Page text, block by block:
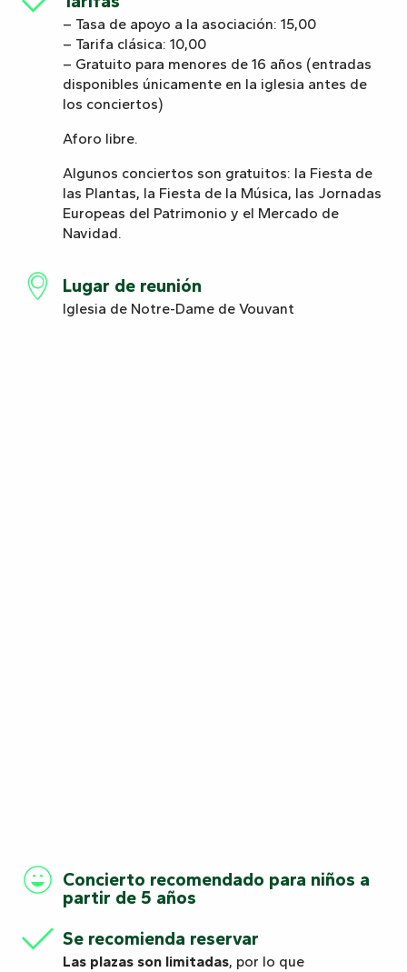
– Tasa de apoyo a la asociación: 15,00
– Tarifa clásica: 10,00
– Gratuito para menores de 16 años (entradas
disponibles únicamente en la iglesia antes de
los conciertos)
Aforo libre.
Algunos conciertos son gratuitos: la Fiesta de
las Plantas, la Fiesta de la Música, las Jornadas
Europeas del Patrimonio y el Mercado de
Navidad.
Lugar de reunión
Iglesia de Notre-Dame de Vouvant
Concierto recomendado para niños a
partir de 5 años
Se recomienda reservar
Las plazas son limitadas, por lo que